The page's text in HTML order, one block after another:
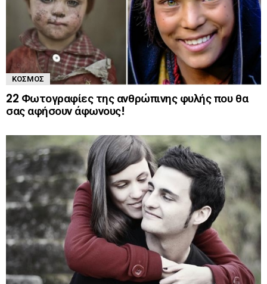
ΚΌΣΜΟΣ
22 Φωτογραφίες της ανθρώπινης φυλής που θα
σας αφήσουν άφωνους!